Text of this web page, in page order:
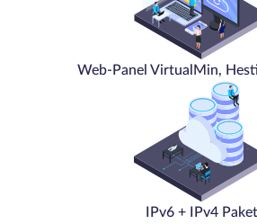
Web-Panel VirtualMin,
IPv6 + IPv4 Paket